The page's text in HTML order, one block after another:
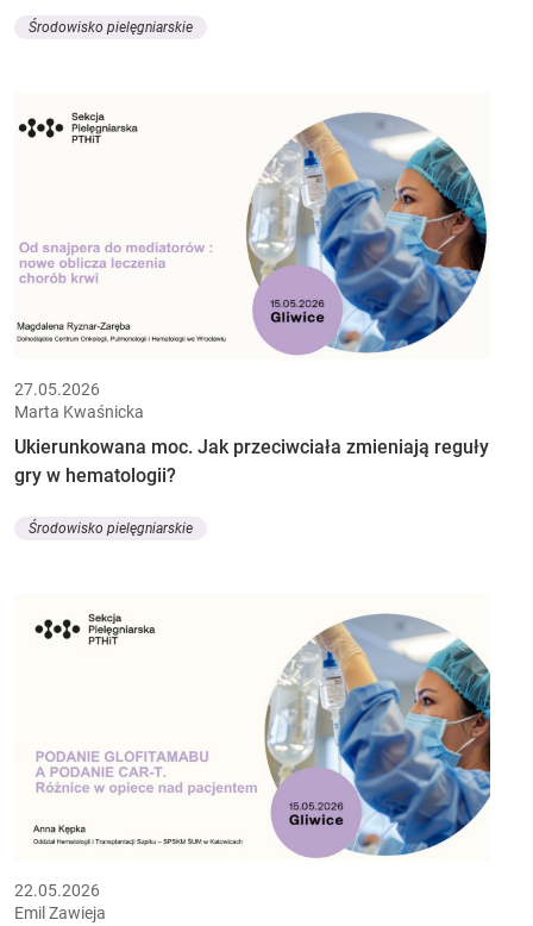
Środowisko pielęgniarskie
27.05.2026
Marta Kwaśnicka
Ukierunkowana moc. Jak przeciwciała zmieniają reguły
gry w hematologii?
Środowisko pielęgniarskie
22.05.2026
Emil Zawieja